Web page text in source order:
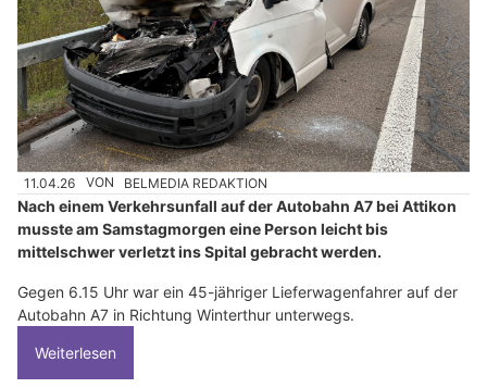
11.04.26 VON BELMEDIA REDAKTION
Nach einem Verkehrsunfall auf der Autobahn A7 bei Attikon
musste am Samstagmorgen eine Person leicht bis
mittelschwer verletzt ins Spital gebracht werden.
Gegen 6.15 Uhr war ein 45-jähriger Lieferwagenfahrer auf der
Autobahn A7 in Richtung Winterthur unterwegs.
Weiterlesen